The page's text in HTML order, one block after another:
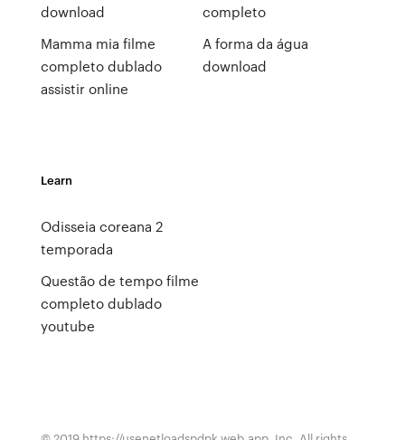
download
Mamma mia filme
completo dublado
assistir online
completo
A forma da água
download
Learn
Odisseia coreana 2
temporada
Questão de tempo filme
completo dublado
youtube